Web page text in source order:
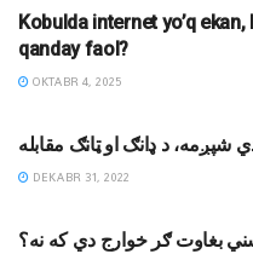
Kobulda internet yo’q
qanday faol?
OKTABR 4, 2025
شپږمه، د ډانګ او ټانګ مقابله
DEKABR 31, 2022
بغاوت ګر خوارج دي که نه؟